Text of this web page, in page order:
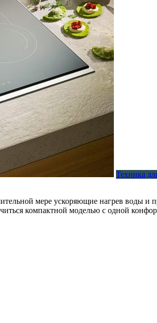
Техника
мере ускоряющие нагрев воды и
компактной моделью с одной